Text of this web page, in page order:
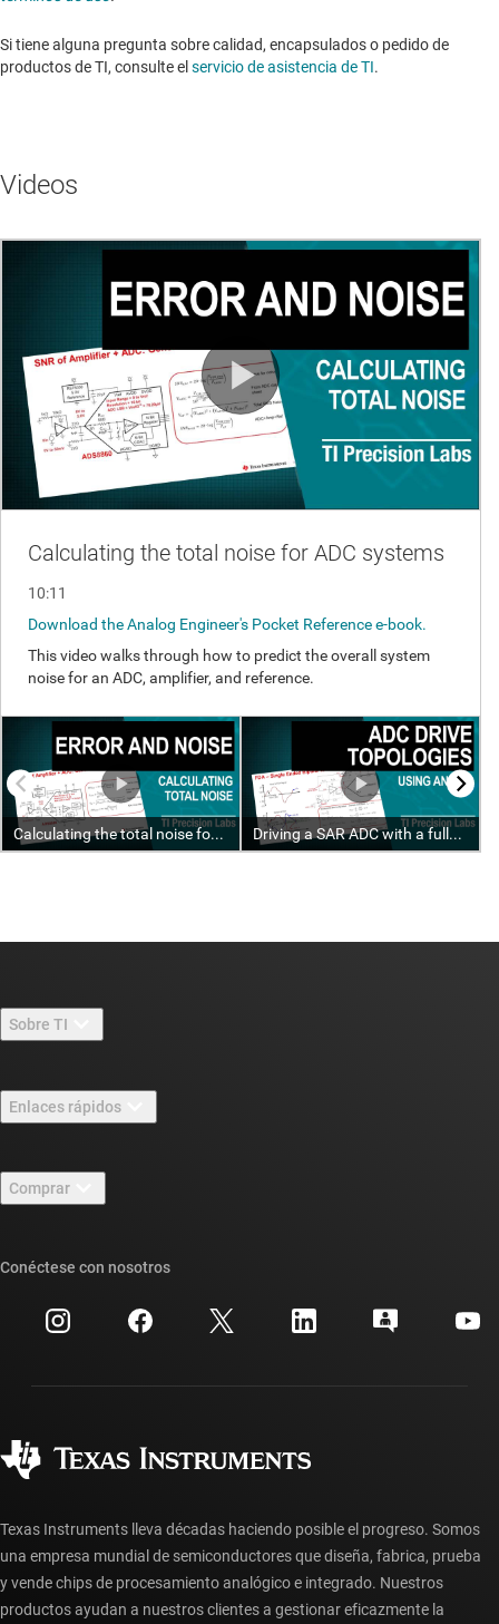
Si tiene alguna pregunta sobre calidad, encapsulados o pedido de
productos de TI, consulte el servicio de asistencia de TI. ​​​​​​​​​​​​​​
Videos
Sobre TI
Carreras laborales
Sala de redacción
Eventos
Relaciones con los inversionistas
Enlaces rápidos
Foros de soporte de diseño de TI E2E™
Búsqueda de referencias cruzadas
Centro de atención al cliente
Preguntas frecuentes sobre la cuenta myTI
Comprar
Preguntas frecuentes sobre pedidos
Conéctese con nosotros
Texas Instruments lleva décadas haciendo posible el progreso. Somos
una empresa mundial de semiconductores que diseña, fabrica, prueba
y vende chips de procesamiento analógico e integrado. Nuestros
productos ayudan a nuestros clientes a gestionar eficazmente la